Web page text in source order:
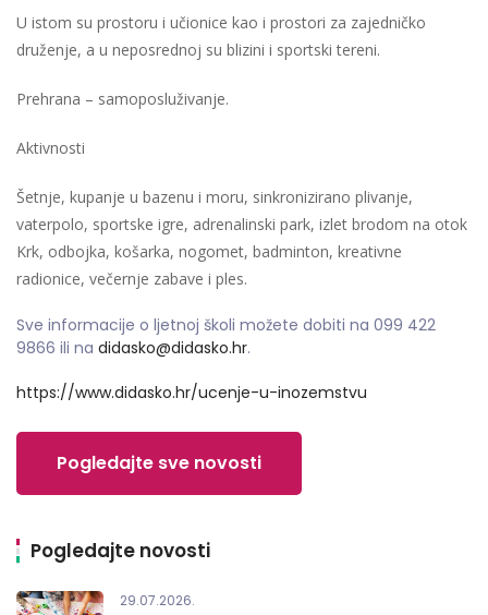
U istom su prostoru i učionice kao i prostori za zajedničko
druženje, a u neposrednoj su blizini i sportski tereni.
Prehrana – samoposluživanje.
Aktivnosti
Šetnje, kupanje u bazenu i moru, sinkronizirano plivanje,
vaterpolo, sportske igre, adrenalinski park, izlet brodom na otok
Krk, odbojka, košarka, nogomet, badminton, kreativne
radionice, večernje zabave i ples.
Sve informacije o ljetnoj školi možete dobiti na 099 422
9866 ili na didasko@didasko.hr.
https://www.didasko.hr/ucenje-u-inozemstvu
Pogledajte sve novosti
Pogledajte novosti
29.07.2026.